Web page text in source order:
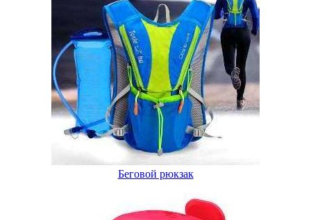
Беговой рюкзак